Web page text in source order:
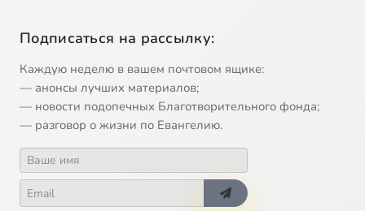
Подписаться на рассылку:
Каждую неделю в вашем почтовом ящике:
— анонсы лучших материалов;
— новости подопечных Благотворительного фонда;
— разговор о жизни по Евангелию.